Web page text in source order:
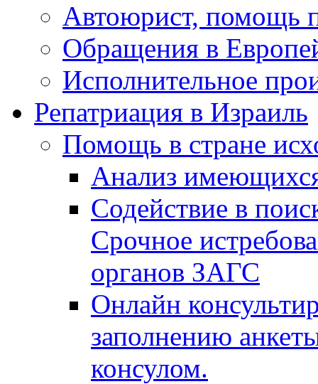
Автоюрист, помощь
Обращения в
Исполнительное
Репатриация в Израиль
Помощь в стране
Анализ
Содействие в
Срочное
органов ЗАГС
Онлайн
заполнению
консулом.